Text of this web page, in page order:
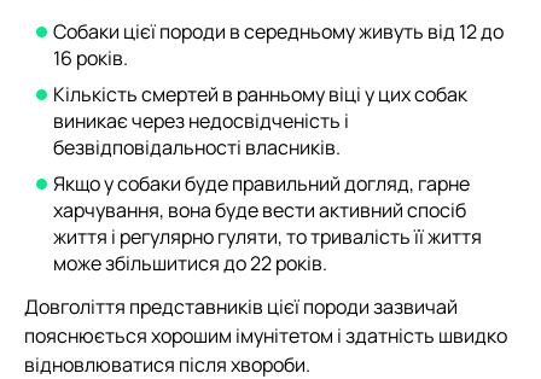
Собаки цієї породи в середньому живуть від 12 до
16 років.
Кількість смертей в ранньому віці у цих собак
виникає через недосвідченість і
безвідповідальності власників.
Якщо у собаки буде правильний догляд, гарне
харчування, вона буде вести активний спосіб
життя і регулярно гуляти, то тривалість її життя
може збільшитися до 22 років.
Довголіття представників цієї породи зазвичай
пояснюється хорошим імунітетом і здатність швидко
відновлюватися після хвороби.